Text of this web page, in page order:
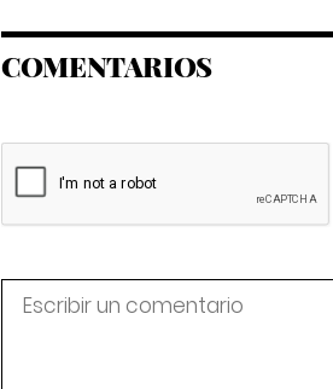
COMENTARIOS